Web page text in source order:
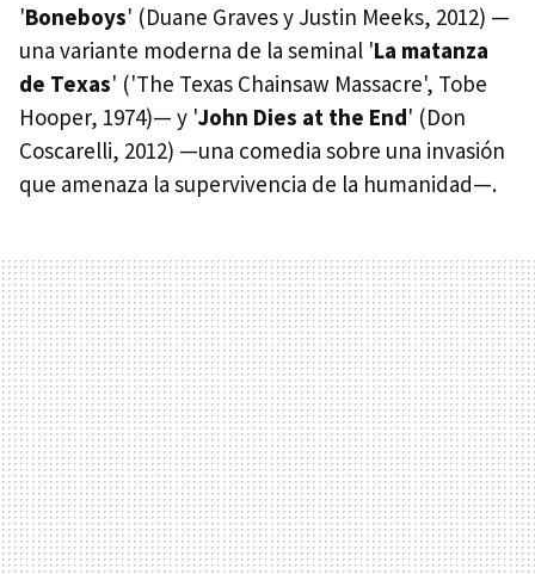
'Boneboys' (Duane Graves y Justin Meeks, 2012) —
una variante moderna de la seminal 'La matanza
de Texas' ('The Texas Chainsaw Massacre', Tobe
Hooper, 1974)— y 'John Dies at the End' (Don
Coscarelli, 2012) —una comedia sobre una invasión
que amenaza la supervivencia de la humanidad—.